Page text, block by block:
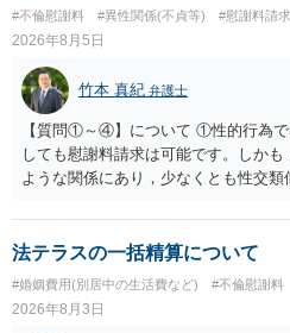
#不倫慰謝料 #異性関係(不貞等) #慰謝料請
2026年8月5日
竹本 真紀 弁護士
【質問①～④】について ①性的行為で
しても慰謝料請求は可能です。しか
ような関係にあり，少なくとも性交
ことを窺わせるものです。）。です
よいと思います。 ただ．慰謝料額に
いとして，この点を考慮されること
今後のことを考えて書いてもらうか否
す。今ある証拠以上のことを証明（証
法テラスの一括精算について
#婚姻費用(別居中の生活費など) #不倫慰謝料
2026年8月3日